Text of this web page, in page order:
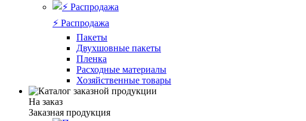
⚡️ Распродажа
Пакеты
Двухшовные пакеты
Пленка
Расходные материалы
Хозяйственные товары
На заказ
Заказная продукция